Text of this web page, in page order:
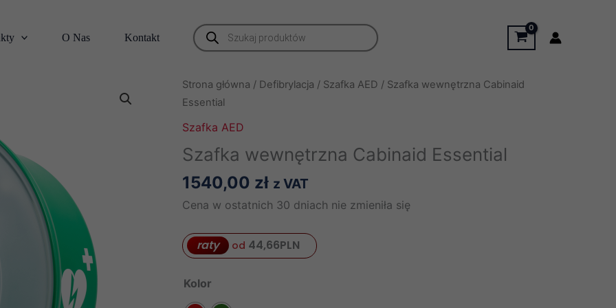
O Nas Kontakt
Wyszukiwarka
produktów
Strona główna / Defibrylacja / Szafka AED / Szafka wewnętrzna Cabinaid
Essential
Szafka AED
Szafka wewnętrzna Cabinaid Essential
1540,00 zł z VAT
Cena w ostatnich 30 dniach nie zmieniła się
raty od 44,66PLN
Kolor